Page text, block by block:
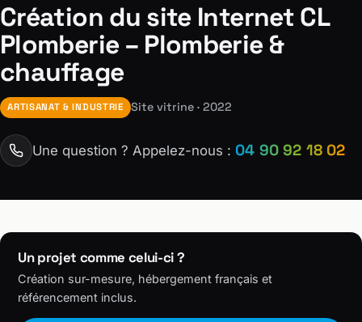
Création du site Internet CL
Plomberie – Plomberie &
chauffage
ARTISANAT & INDUSTRIE Site vitrine · 2022
Une question ? Appelez-nous : 04 90 92 18 02
Un projet comme celui-ci ?
Création sur-mesure, hébergement français et
référencement inclus.